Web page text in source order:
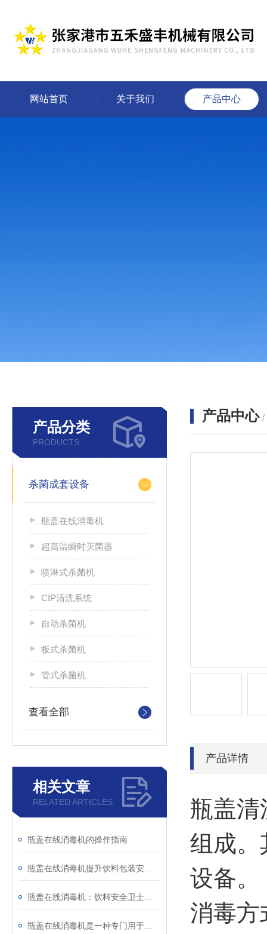
网站首页 关于我们 产品中心
产品分类
PRODUCTS
杀菌成套设备
瓶盖在线消毒机
超高温瞬时灭菌器
喷淋式杀菌机
CIP清洗系统
自动杀菌机
板式杀菌机
管式杀菌机
查看全部
相关文章
RELATED ARTICLES
瓶盖在线消毒机的操作指南
产品中心 /
产品详情
瓶盖清
组成。
设备。
消毒方